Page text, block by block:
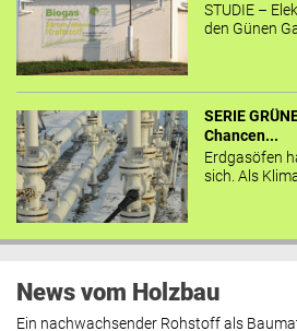
STUDIE –
den Günen
SERIE
Chancen...
Erdgasöfen
sich. Als
News vom Holzbau
Ein nachwachsender Rohstoff als